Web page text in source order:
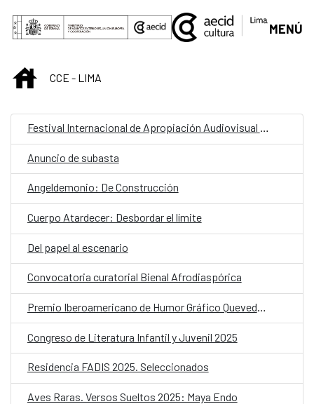
Saltar al contenido principal
MENÚ
INICIOCCE - LIMA
Festival Internacional de Apropiación Audiovisual 2025
Anuncio de subasta
Angeldemonio: De Construcción
Cuerpo Atardecer: Desbordar el límite
Del papel al escenario
Convocatoria curatorial Bienal Afrodiaspórica
Premio Iberoamericano de Humor Gráfico Quevedos 2025
Congreso de Literatura Infantil y Juvenil 2025
Residencia FADIS 2025. Seleccionados
Aves Raras. Versos Sueltos 2025: Maya Endo